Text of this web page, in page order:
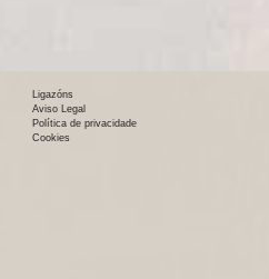
Ligazóns
Aviso Legal
Política de privacidade
Cookies